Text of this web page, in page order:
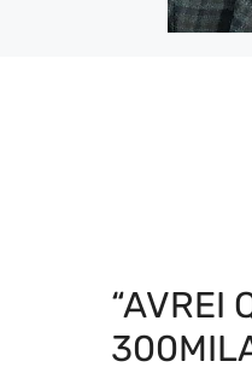
“AVREI